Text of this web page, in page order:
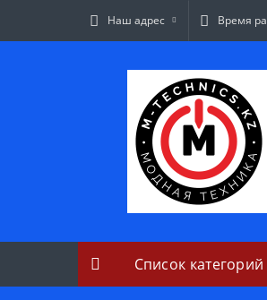
Наш адрес Время
Список категорий